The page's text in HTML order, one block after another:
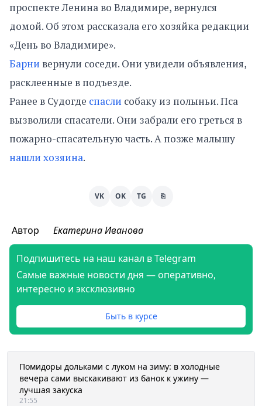
проспекте Ленина во Владимире, вернулся
домой. Об этом рассказала его хозяйка редакции
«День во Владимире».
Барни вернули соседи. Они увидели объявления,
расклеенные в подъезде.
Ранее в Судогде спасли собаку из полыньи. Пса
вызволили спасатели. Они забрали его греться в
пожарно-спасательную часть. А позже малышу
нашли хозяина.
VK OK TG ⎘
Автор Екатерина Иванова
Подпишитесь на наш канал в Telegram
Самые важные новости дня — оперативно,
интересно и эксклюзивно
Быть в курсе
Помидоры дольками с луком на зиму: в холодные
вечера сами выскакивают из банок к ужину —
лучшая закуска
21:55